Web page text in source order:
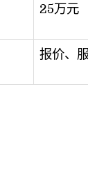
25万元
报价、